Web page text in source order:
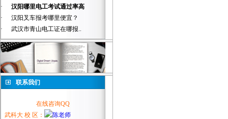
·
汉阳哪里电工考试通过率高
·
汉阳叉车报考哪里便宜？
·
武汉市青山电工证在哪报..
联系我们
在线咨询QQ
武科大 校 区：